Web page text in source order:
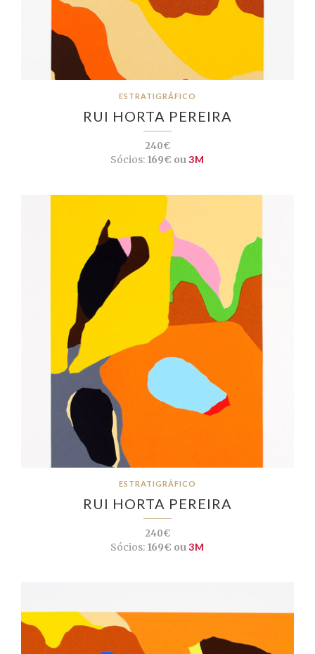
ESTRATIGRÁFICO
RUI HORTA PEREIRA
240€
Sócios: 169€ ou3M
ESTRATIGRÁFICO
RUI HORTA PEREIRA
240€
Sócios: 169€ ou3M